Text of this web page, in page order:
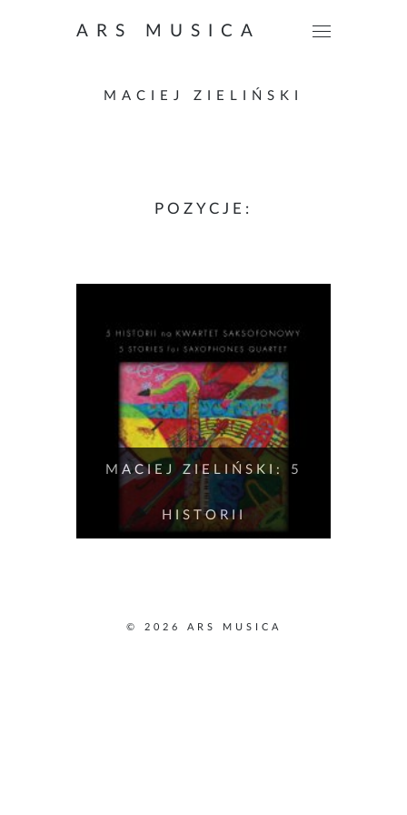
ARS MUSICA
MACIEJ ZIELIŃSKI
POZYCJE:
MACIEJ ZIELIŃSKI: 5
HISTORII
© 2026 ARS MUSICA